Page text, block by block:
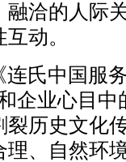
融洽的人际
动。
氏中国服
企业心目
裂历史文化
理、自然环